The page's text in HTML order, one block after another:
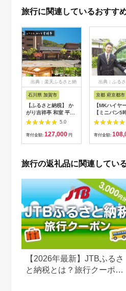
旅行に関連しているおすす
出典：楽天ふるさと納
石川県 加賀市
【ふるさと納税】 か
がり吉祥亭 和室 平日
限定 ペア宿泊券 1泊2
食付 2名 ペア 食事付
温泉 宿泊券 旅行 トラ
5.0
寄付金額: 127,000 円
出典：ふる
京都 府京都市
【MKハイヤ
【ミニバン5
ライバーとめ
ておきの京都
／21-6／20・
寄付金額:
旅行の返礼品に関連してい
【2026年最新】JTBふるさ
と納税とは？旅行クーポン